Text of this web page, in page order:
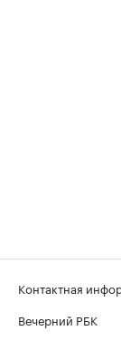
Контактная
Вечерний РБК